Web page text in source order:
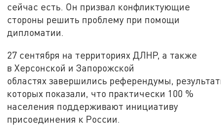
сейчас есть. Он призвал конфликтующие
стороны решить проблему при помощи
дипломатии.
27 сентября на территориях ДЛНР, а также
в Херсонской и Запорожской
областях завершились референдумы,
которых показали, что практически 100 %
населения поддерживают инициативу
присоединения к России.